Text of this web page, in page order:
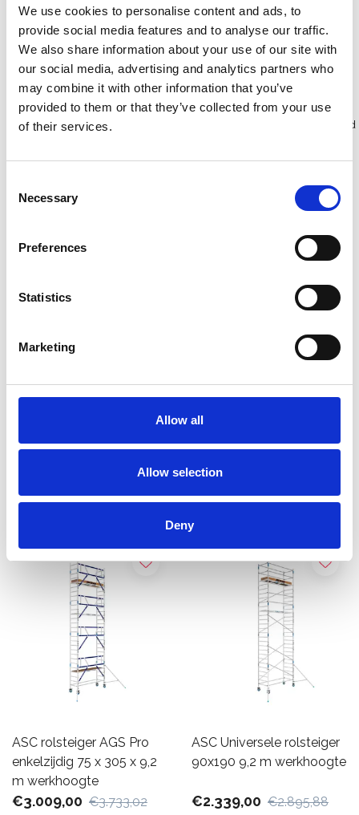
We use cookies to personalise content and ads, to
provide social media features and to analyse our traffic.
We also share information about your use of our site with
our social media, advertising and analytics partners who
may combine it with other information that you’ve
provided to them or that they’ve collected from your use
of their services.
Selection
Necessary
Preferences
Statistics
Marketing
Allow all
Allow selection
Deny
Excl. Btw
Bekijk product
Excl. Btw
Bekijk product
Meer dan 10.000 tevreden
Gratis verzending in Nederland
75 x 305 werkhoogte 9,2
Excl. Btw
Bekijk product
Original 75x305
werkhoogte 9,2 m
Bekijk product
ASC rolsteiger AGS Pro
enkelzijdig 75 x 305 x 9,2
m werkhoogte
€3.009,00 €3.733,02
ASC Universele rolsteiger
90x190 9,2 m werkhoogte
€2.339,00 €2.895,88